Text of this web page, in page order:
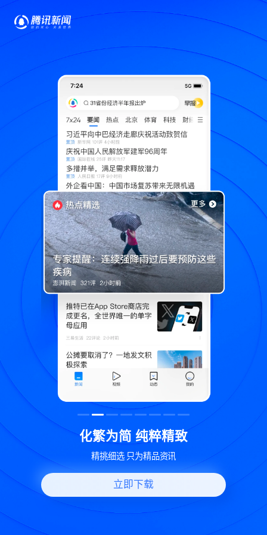
世界变化 热问一下
好问题好回答 多元视角看问题
立即下载